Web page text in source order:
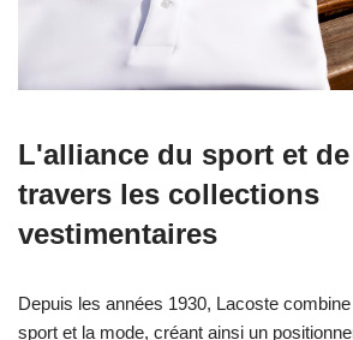
L'alliance du sport et
travers les collections
vestimentaires
Depuis les années 1930, Lacoste
sport et la mode, créant ainsi un